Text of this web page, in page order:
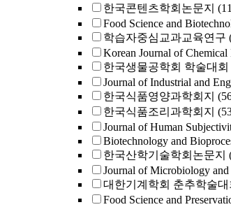
한국콘텐츠학회논문지
Food Science and
학습자중심교과교육연구
Korean Journal of Chemical
한국생물공학회 학술대회
Journal of Industrial and
한국식품영양과학회지
한국식품조리과학회지
Journal of Human
Biotechnology and
한국산학기술학회논문지
Journal of Microbiology
대한기계학회 춘추학술대
Food Science and